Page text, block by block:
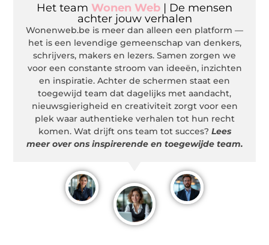
Het team Wonen Web | De mensen
achter jouw verhalen
Wonenweb.be is meer dan alleen een platform —
het is een levendige gemeenschap van denkers,
schrijvers, makers en lezers. Samen zorgen we
voor een constante stroom van ideeën, inzichten
en inspiratie. Achter de schermen staat een
toegewijd team dat dagelijks met aandacht,
nieuwsgierigheid en creativiteit zorgt voor een
plek waar authentieke verhalen tot hun recht
komen. Wat drijft ons team tot succes? Lees
meer over ons inspirerende en toegewijde team.